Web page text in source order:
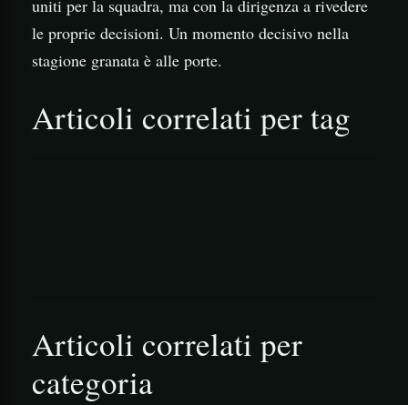
uniti per la squadra, ma con la dirigenza a rivedere
le proprie decisioni. Un momento decisivo nella
stagione granata è alle porte.
Articoli correlati per tag
Articoli correlati per
categoria